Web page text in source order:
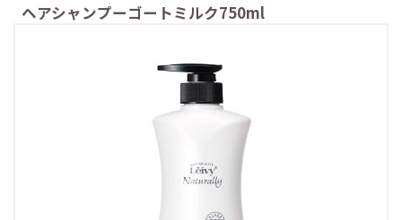
ヘアシャンプーゴートミルク750ml